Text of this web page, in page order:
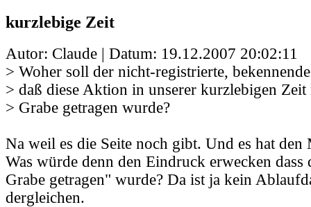
kurzlebige Zeit
Autor: Claude | Datum: 19.12.2007 20:02:11
> Woher soll der nicht-registrierte,
> daß diese Aktion in unserer kurzlebigen Zeit
> Grabe getragen wurde?
Na weil es die Seite noch gibt. Und es hat
Was würde denn den Eindruck erwecken
Grabe getragen" wurde? Da ist ja kein
dergleichen.